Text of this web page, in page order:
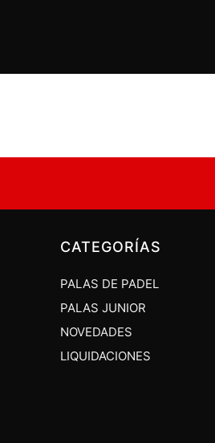
CATEGORÍAS
PALAS DE PADEL
PALAS JUNIOR
NOVEDADES
LIQUIDACIONES